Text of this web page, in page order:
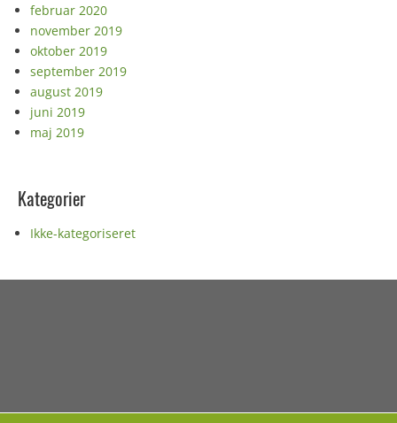
februar 2020
november 2019
oktober 2019
september 2019
august 2019
juni 2019
maj 2019
Kategorier
Ikke-kategoriseret